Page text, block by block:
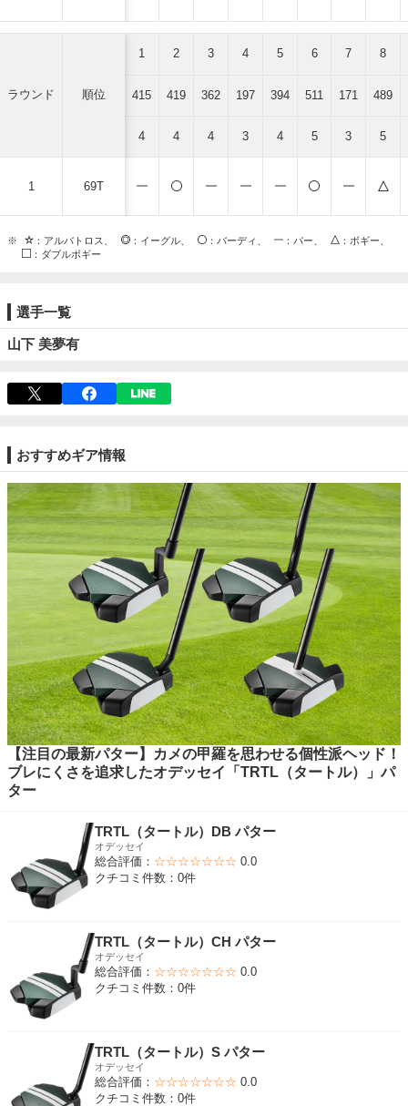
ラウンド 順位
1 69T
1 2 3 4 5 6 7 8
415 419 362 197 394 511 171 489
4 4 4 3 4 5 3 5
※ ：アルバトロス、 ：イーグル、 ：バーディ、 ：パー、
：ボギー、
：ダブルボギー
選手一覧
山下 美夢有
おすすめギア情報
【注目の最新パター】カメの甲羅を思わせる個性派ヘッド！
ブレにくさを追求したオデッセイ「TRTL（タートル）」パ
ター
TRTL（タートル）DB パター
オデッセイ
総合評価： ☆☆☆☆☆☆☆ 0.0
クチコミ件数：0件
TRTL（タートル）CH パター
オデッセイ
総合評価： ☆☆☆☆☆☆☆ 0.0
クチコミ件数：0件
TRTL（タートル）S パター
オデッセイ
総合評価： ☆☆☆☆☆☆☆ 0.0
クチコミ件数：0件